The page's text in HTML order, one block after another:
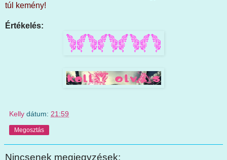
túl kemény!
Értékelés:
Kelly dátum: 21:59
Megosztás
Nincsenek megjegyzések: